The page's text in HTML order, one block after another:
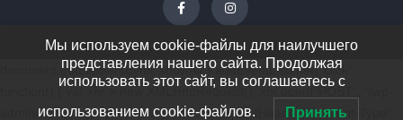
Мы используем cookie-файлы для наилучшего
представления нашего сайта. Продолжая
использовать этот сайт, вы соглашаетесь с
использованием cookie-файлов. Принять
document.getElementById("showAll").addEventListener("click",
function() { var xhr = new XMLHttpRequest(); xhr.open("POST", "/wp-
admin/admin-ajax.php", true); xhr.setRequestHeader("Content-Type",